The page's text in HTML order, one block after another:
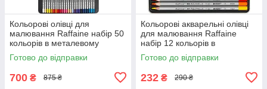
Кольорові олівці для
малювання Raffaine набір 50
кольорів в металевому
пеналі
Готово до відправки
700 ₴ 875 ₴
Кольорові акварельні олівці
для малювання Raffaine
набір 12 кольорів в
металевому пеналі + пензлик
Готово до відправки
232 ₴ 290 ₴